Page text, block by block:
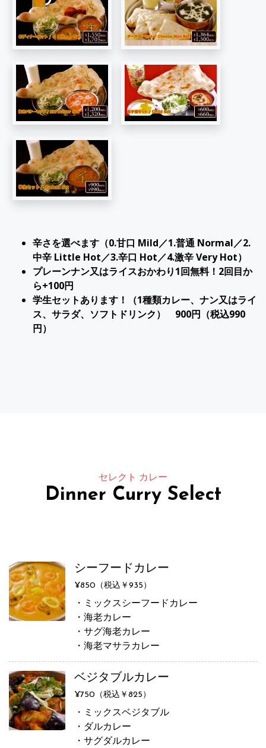
辛さを選べます（0.甘口 Mild／1.普通 Normal／2.
中辛 Little Hot／3.辛口 Hot／4.激辛 Very Hot）
プレーンナン又はライスおかわり1回無料！2回目か
ら+100円
学生セットあります！（1種類カレー、ナン又はライ
ス、サラダ、ソフトドリンク） 900円（税込990
円）
セレクト カレー
Dinner Curry Select
シーフードカレー
¥850（税込￥935）
・ミックスシーフードカレー
・海老カレー
・サグ海老カレー
・海老マサラカレー
ベジタブルカレー
¥750（税込￥825）
・ミックスベジタブル
・ダルカレー
・サグダルカレー